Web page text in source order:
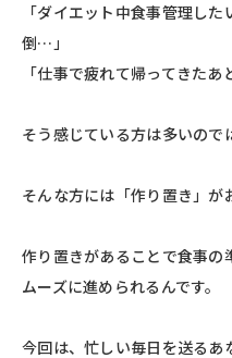
「ダイエット中食事管理し
倒…」
「仕事で疲れて帰ってきたあ
そう感じている方は多いので
そんな方には「作り置き」が
作り置きがあることで食事の
ムーズに進められるんです。
今回は、忙しい毎日を送る